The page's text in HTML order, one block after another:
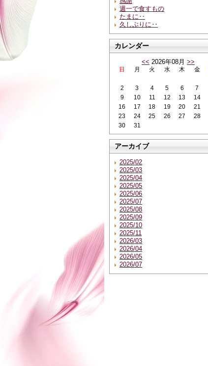
週一で食すもの
たまに‥
久しぶりに‥
カレンダー
<< 2026年08月 >>
日 月 火 水 木 金
2
3 4 5 6 7
9
10 11 12 13 14
16
17 18 19 20 21
23
24 25 26 27 28
30
31
アーカイブ
2025/02
2025/03
2025/04
2025/05
2025/06
2025/07
2025/08
2025/09
2025/10
2025/11
2026/03
2026/04
2026/05
2026/07